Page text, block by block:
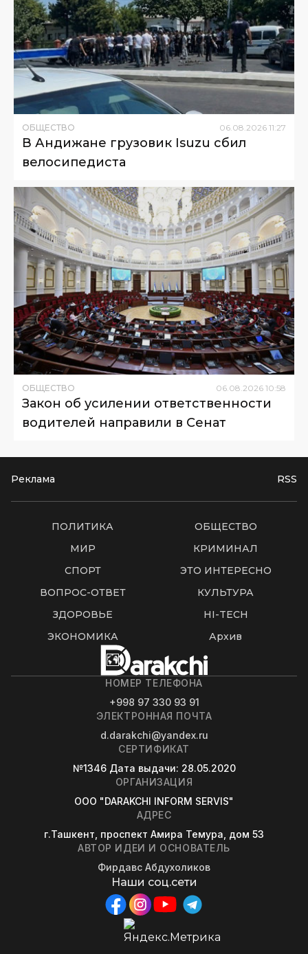
ОБЩЕСТВО 06.08.2026 11:27
В Андижане грузовик Isuzu сбил
велосипедиста
ОБЩЕСТВО 06 08 2026 10:58
Закон об усилении ответственности
водителей направили в Сенат
Реклама RSS
ПОЛИТИКА
ОБЩЕСТВО
МИР
КРИМИНАЛ
СПОРТ
ЭТО ИНТЕРЕСНО
ВОПРОС-ОТВЕТ
КУЛЬТУРА
ЗДОРОВЬЕ
HI-TECH
ЭКОНОМИКА
Архив
НОМЕР ТЕЛЕФОНА
+998 97 330 93 91
ЭЛЕКТРОННАЯ ПОЧТА
d.darakchi@yandex.ru
СЕРТИФИКАТ
№1346 Дата выдачи: 28.05.2020
ОРГАНИЗАЦИЯ
OOO "DARAKCHI INFORM SERVIS"
АДРЕС
г.Ташкент, проспект Амира Темура, дом 53
АВТОР ИДЕИ И ОСНОВАТЕЛЬ
Фирдавс Абдухоликов
Наши соц.сети